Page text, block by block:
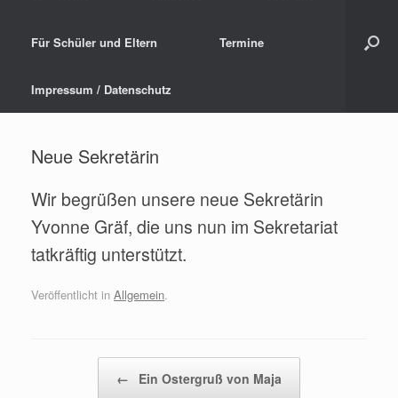
Für Schüler und Eltern Termine
Impressum / Datenschutz
Neue Sekretärin
Wir begrüßen unsere neue Sekretärin
Yvonne Gräf, die uns nun im Sekretariat
tatkräftig unterstützt.
Veröffentlicht in Allgemein.
← Ein Ostergruß von Maja